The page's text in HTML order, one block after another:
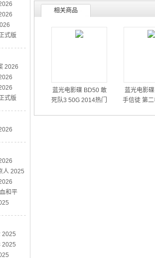
式版
2026
式版
人 2025
和平
2025
2025
相关商品
蓝光电影碟 BD50 敢
死队3 50G 2014热门
蓝光电影
手信徒 第